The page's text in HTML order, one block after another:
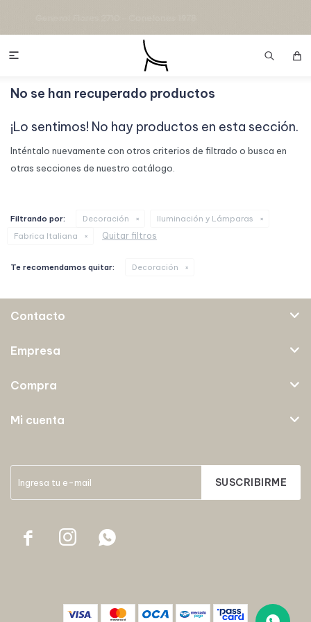

No se han recuperado productos
¡Lo sentimos! No hay productos en esta sección.
Inténtalo nuevamente con otros criterios de filtrado o busca en
otras secciones de nuestro catálogo.
Filtrando por: Decoración
Iluminación y Lámparas
Fabrica Italiana
Quitar filtros
Te recomendamos quitar: Decoración
SUSCRIBIRME
  
Contacto
Empresa
Compra
Mi cuenta